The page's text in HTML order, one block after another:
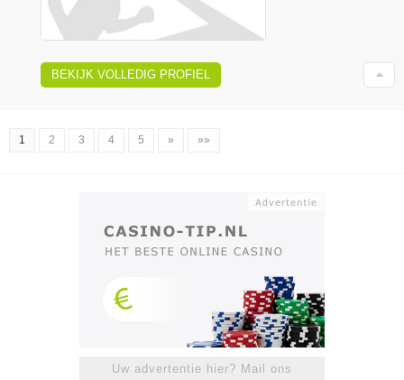
BEKIJK VOLLEDIG PROFIEL
1 2 3 4 5 » »»
Uw advertentie hier? Mail ons